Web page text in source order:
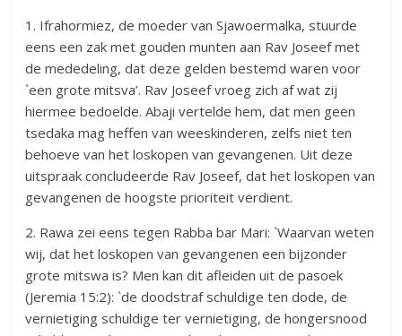
1. Ifrahormiez, de moeder van Sjawoermalka, stuurde
eens een zak met gouden munten aan Rav Joseef met
de mededeling, dat deze gelden bestemd waren voor
`een grote mitsva’. Rav Joseef vroeg zich af wat zij
hiermee bedoelde. Abaji vertelde hem, dat men geen
tsedaka mag heffen van weeskinderen, zelfs niet ten
behoeve van het loskopen van gevangenen. Uit deze
uitspraak concludeerde Rav Joseef, dat het loskopen van
gevangenen de hoogste prioriteit verdient.
2. Rawa zei eens tegen Rabba bar Mari: `Waarvan weten
wij, dat het loskopen van gevangenen een bijzonder
grote mitswa is? Men kan dit afleiden uit de pasoek
(Jeremia 15:2): `de doodstraf schuldige ten dode, de
vernietiging schuldige ter vernietiging, de hongersnood